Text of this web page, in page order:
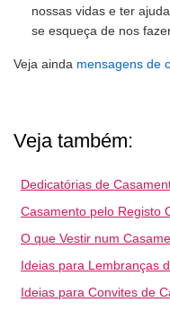
nossas vidas e ter
se esqueça de nos
Veja ainda mensagens de
Veja também:
Dedicatórias de
Casamento pelo Registo
O que Vestir num
Ideias para Lembranças
Ideias para Convites de